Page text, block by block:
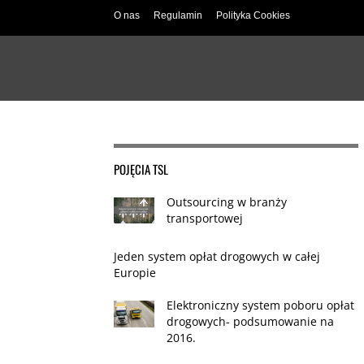
O nas Regulamin Polityka Cookies
POJĘCIA TSL
Outsourcing w branży
transportowej
Jeden system opłat drogowych w całej
Europie
Elektroniczny system poboru opłat
drogowych- podsumowanie na
2016.